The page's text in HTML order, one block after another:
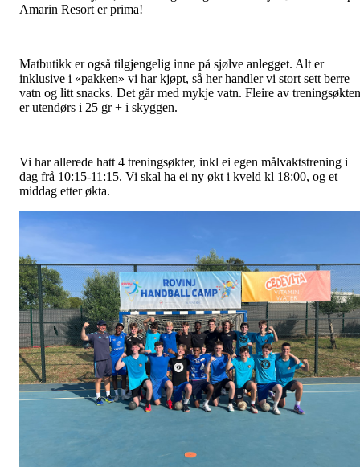
Amarin Resort er prima!
Matbutikk er også tilgjengelig inne på sjølve anlegget. Alt er
inklusive i «pakken» vi har kjøpt, så her handler vi stort sett berre
vatn og litt snacks. Det går med mykje vatn. Fleire av
er utendørs i 25 gr + i skyggen.
Vi har allerede hatt 4 treningsøkter, inkl ei egen målvaktstrening i
dag frå 10:15-11:15. Vi skal ha ei ny økt i kveld kl 18:00, og et
middag etter økta.